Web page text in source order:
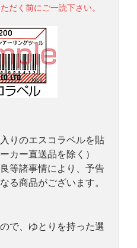
だく前にご一読下さい。
りのエスコラベルを貼
カー直送品を除く）
等諸事情により、予告
る商品がございます。
で、ゆとりを持った選